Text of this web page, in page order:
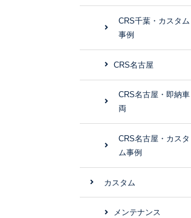
CRS千葉・カスタム
事例
CRS名古屋
CRS名古屋・即納車
両
CRS名古屋・カスタ
ム事例
カスタム
メンテナンス